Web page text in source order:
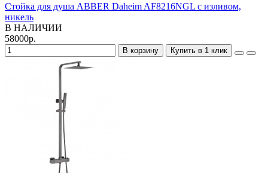
Стойка для душа ABBER Daheim AF8216NGL с изливом,
никель
В НАЛИЧИИ
58000р.
В корзину Купить в 1 клик